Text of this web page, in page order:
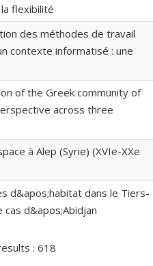
flexibilité
des méthodes de travail
contexte informatisé : une
of the Greek community of
across three
à Alep (Syrie) (XVIe-XXe
d&apos;habitat dans le Tiers-
d&apos;Abidjan
: 618